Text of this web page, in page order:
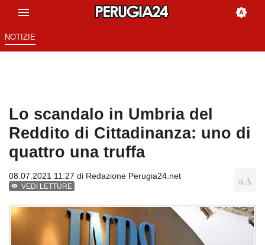
NOTIZIE
Lo scandalo in Umbria del
Reddito di Cittadinanza: uno di
quattro una truffa
08.07.2021 11:27 di Redazione Perugia24.net
VEDI LETTURE